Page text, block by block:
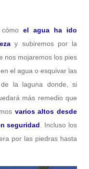
cómoel agua ha ido
y subiremos por la
nos mojaremos los pies
el agua o esquivar las
la laguna donde, si
más remedio que
varios altos desde
seguridad . Incluso los
por las piedras hasta